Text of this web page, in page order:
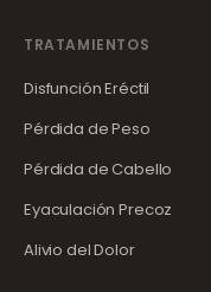
TRATAMIENTOS
Disfunción Eréctil
Pérdida de Peso
Pérdida de Cabello
Eyaculación Precoz
Alivio del Dolor